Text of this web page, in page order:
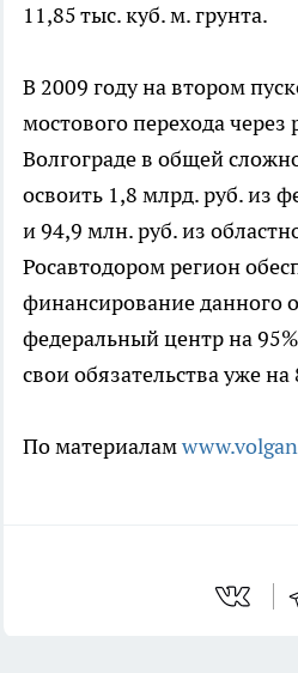
11,85 тыс. куб. м. грунта.
В 2009 году на втором
мостового перехода через
Волгограде в общей
освоить 1,8 млрд. руб. из
и 94,9 млн. руб. из
Росавтодором регион
финансирование данного
федеральный центр на
свои обязательства уже на
По материалам